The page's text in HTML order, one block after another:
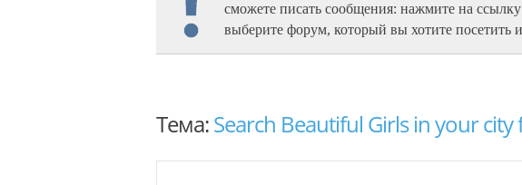
сможете писать сообщения: нажмите на
выберите форум, который вы хотите посетить
Тема:Search Beautiful Girls in your